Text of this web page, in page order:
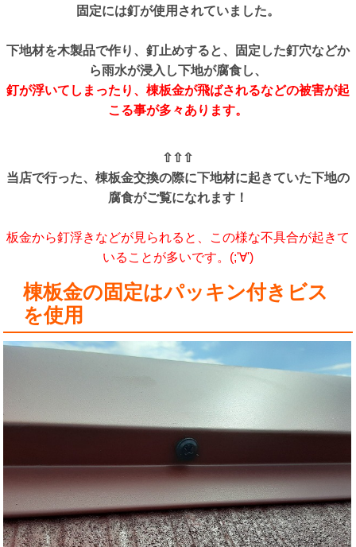
固定には釘が使用されていました。
下地材を木製品で作り、釘止めすると、固定した釘穴などか
ら雨水が浸入し下地が腐食し、
釘が浮いてしまったり、棟板金が飛ばされるなどの被害が起
こる事が多々あります。
⇧⇧⇧
当店で行った、棟板金交換の際に下地材に起きていた下地の
腐食がご覧になれます！
板金から釘浮きなどが見られると、この様な不具合が起きて
いることが多いです。(;'∀')
棟板金の固定はパッキン付きビス
を使用